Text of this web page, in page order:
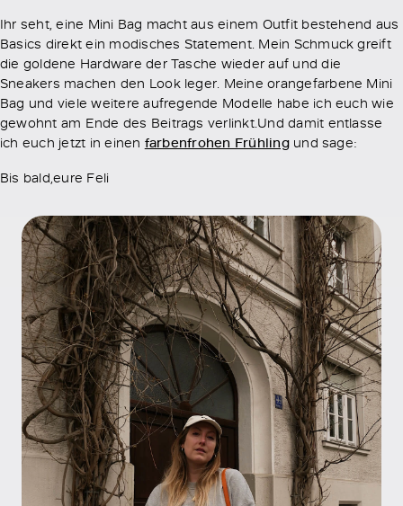
Ihr seht, eine Mini Bag macht aus einem Outfit bestehend aus
Basics direkt ein modisches Statement. Mein Schmuck greift
die goldene Hardware der Tasche wieder auf und die
Sneakers machen den Look leger. Meine orangefarbene Mini
Bag und viele weitere aufregende Modelle habe ich euch wie
gewohnt am Ende des Beitrags verlinkt.Und damit entlasse
ich euch jetzt in einen farbenfrohen Frühlingund sage:
Bis bald,eure Feli